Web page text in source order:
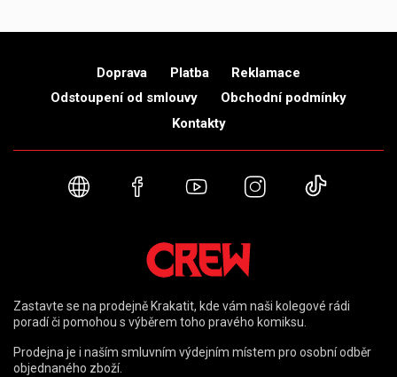
Doprava Platba
Reklamace
Odstoupení od smlouvy
Obchodní podmínky
Kontakty
Webové stránky
FacebookYouTubeInstagram
Zastavte se na prodejně Krakatit, kde vám naši kolegové rádi
poradí či pomohou s výběrem toho pravého komiksu.
Prodejna je i naším smluvním výdejním místem pro osobní odběr
objednaného zboží.